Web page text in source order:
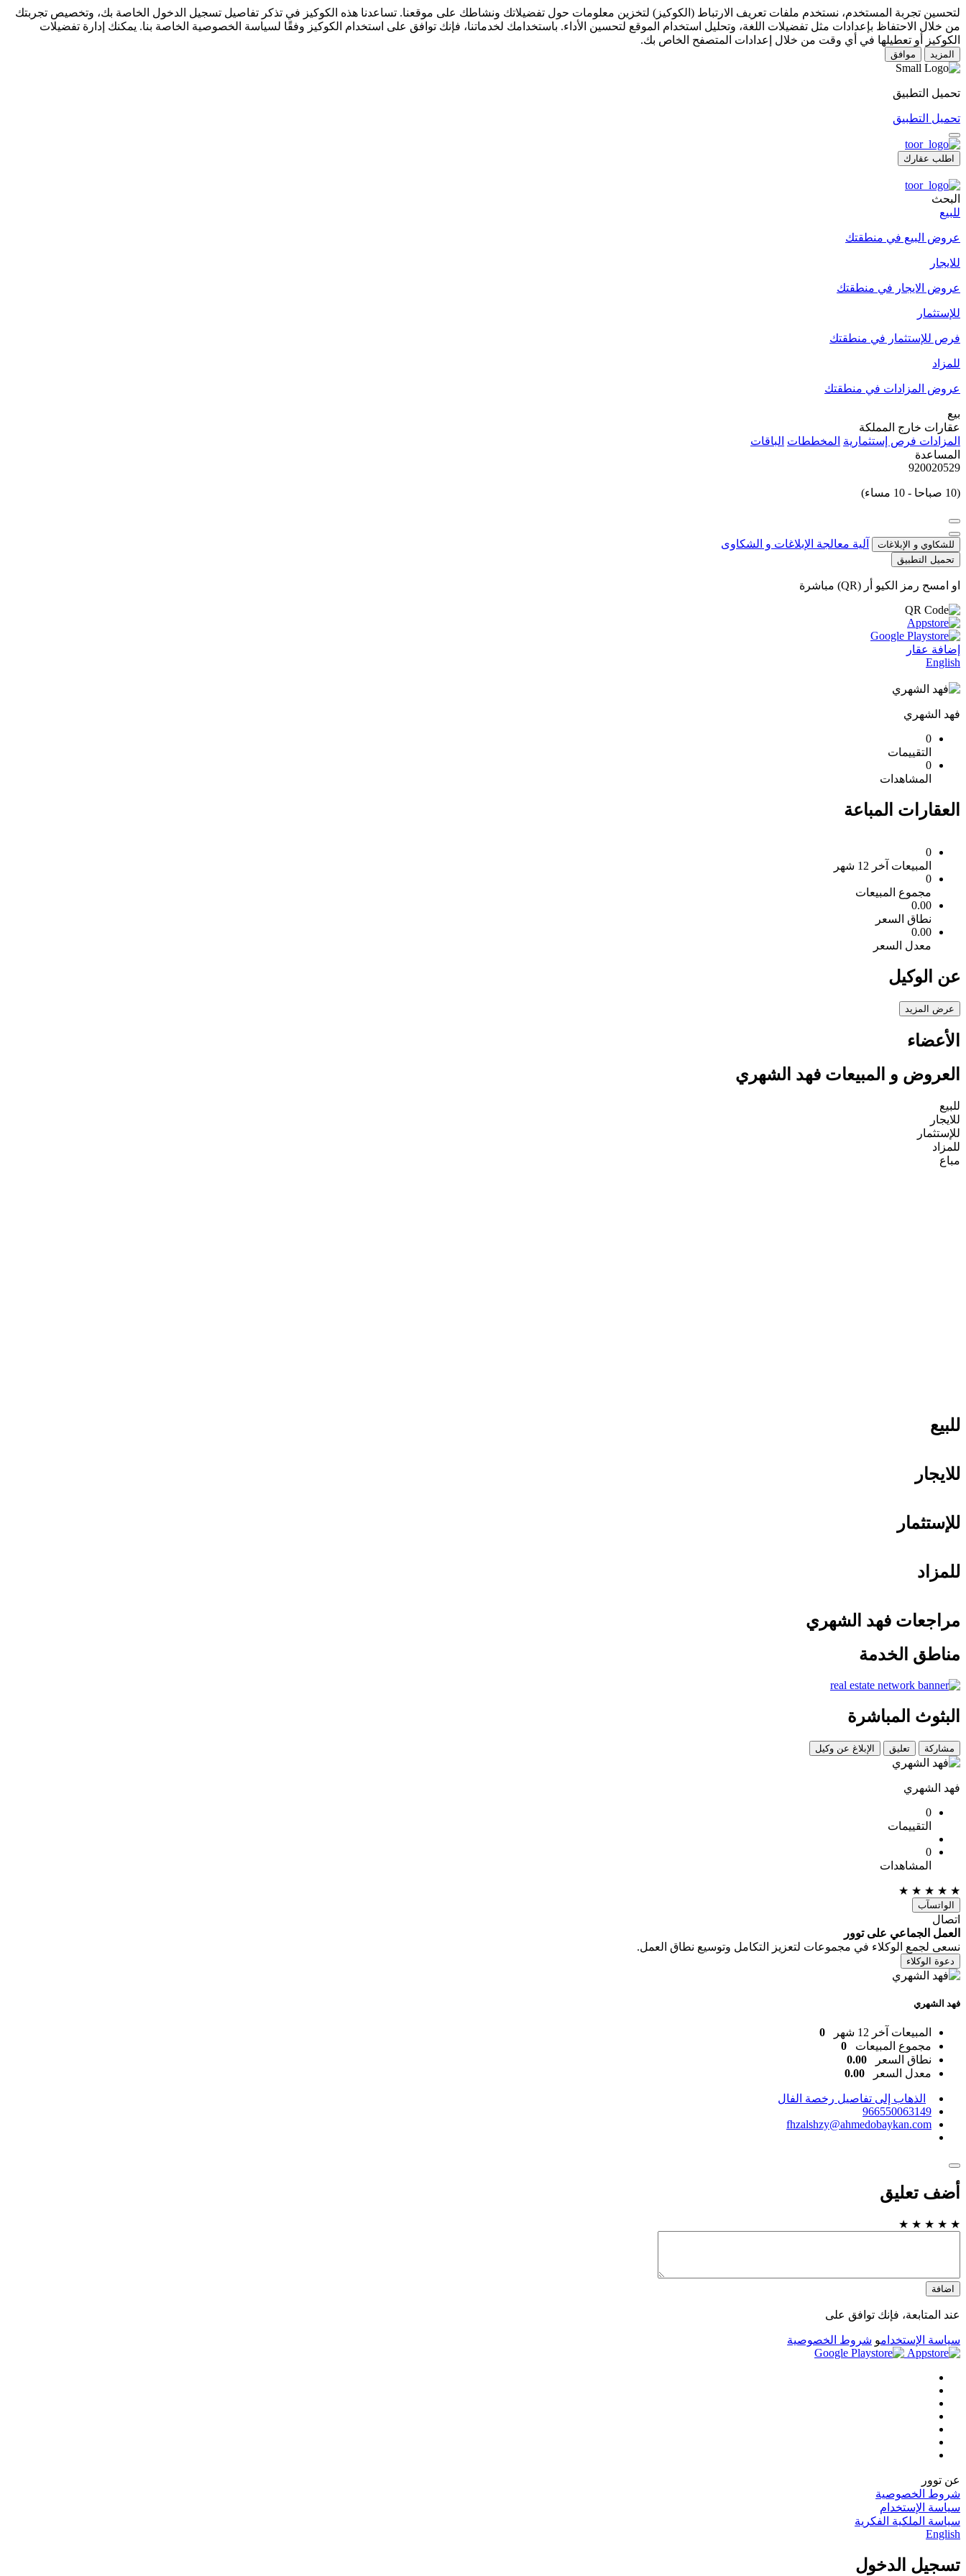
لتحسين تجربة المستخدم، نستخدم ملفات تعريف الارتباط (الكوكيز) لتخزين معلومات حول تفضيلاتك ونشاطك على موقعنا. تساعدنا هذه الكوكيز في تذكر تفاصيل تسجيل الدخول الخاصة بك، وتخصيص تجربتك
من خلال الاحتفاظ بإعدادات مثل تفضيلات اللغة، وتحليل استخدام الموقع لتحسين الأداء. باستخدامك لخدماتنا، فإنك توافق على استخدام الكوكيز وفقًا لسياسة الخصوصية الخاصة بنا. يمكنك إدارة تفضيلات
الكوكيز أو تعطيلها في أي وقت من خلال إعدادات المتصفح الخاص بك.
المزيد موافق
تحميل التطبيق
تحميل التطبيق
اطلب عقارك
البحث
للبيع
عروض البيع في منطقتك
للايجار
عروض الايجار في منطقتك
للإستثمار
فرص للإستثمار في منطقتك
للمزاد
عروض المزادات في منطقتك
بيع
عقارات خارج المملكة
المزادات فرص إستثمارية المخططات الباقات
المساعدة
920020529
(10 صباحا - 10 مساء)
للشكاوي و الإبلاغات آلية معالجة الإبلاغات و الشكاوى
تحميل التطبيق
او امسح رمز الكيو أر (QR) مباشرة
إضافة عقار
English
فهد الشهري
0
التقييمات
0
المشاهدات
العقارات المباعة
0
المبيعات آخر 12 شهر
0
مجموع المبيعات
0.00
نطاق السعر
0.00
معدل السعر
عن الوكيل
عرض المزيد
الأعضاء
العروض و المبيعات فهد الشهري
للبيع
للايجار
للإستثمار
للمزاد
مباع
للبيع
للايجار
للإستثمار
للمزاد
مراجعات فهد الشهري
مناطق الخدمة
البثوث المباشرة
مشاركة تعليق الإبلاغ عن وكيل
فهد الشهري
0
التقييمات
0
المشاهدات
★
★
★
★
★
الواتسآب
اتصال
العمل الجماعي على توور
نسعى لجمع الوكلاء في مجموعات لتعزيز التكامل وتوسيع نطاق العمل.
دعوة الوكلاء
فهد الشهري
المبيعات آخر 12 شهر
0
مجموع المبيعات
0
نطاق السعر
0.00
معدل السعر
0.00
الذهاب إلى تفاصيل رخصة الفال
966550063149
fhzalshzy@ahmedobaykan.com
أضف تعليق
★
★
★
★
★
اضافة
عند المتابعة، فإنك توافق على
سياسة الإستخدامو شروط الخصوصية
عن توور
شروط الخصوصية
سياسة الإستخدام
سياسة الملكية الفكرية
English
تسجيل الدخول